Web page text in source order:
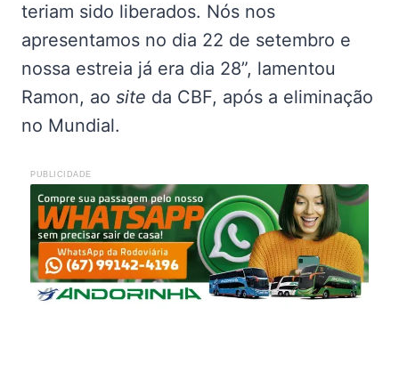
teriam sido liberados. Nós nos
apresentamos no dia 22 de setembro e
nossa estreia já era dia 28”, lamentou
Ramon, ao site da CBF, após a eliminação
no Mundial.
PUBLICIDADE